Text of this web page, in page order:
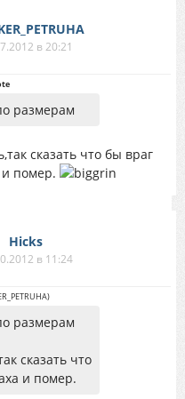
в 20:21
размерам
сказать что бы враг
и помер.
Hicks
в 11:24
)
размерам
сказать что
и помер.